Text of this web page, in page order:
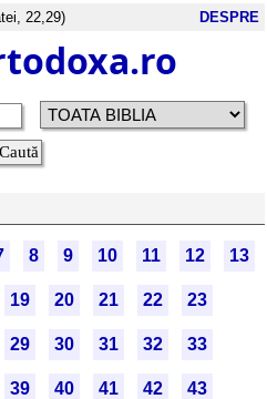
22,29) DESPRE
8 9 10 11 12 13
19 20 21 22 23
29 30 31 32 33
39 40 41 42 43